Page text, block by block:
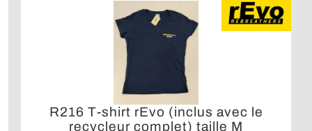
R216 T-shirt rEvo (inclus avec le
recycleur complet) taille M